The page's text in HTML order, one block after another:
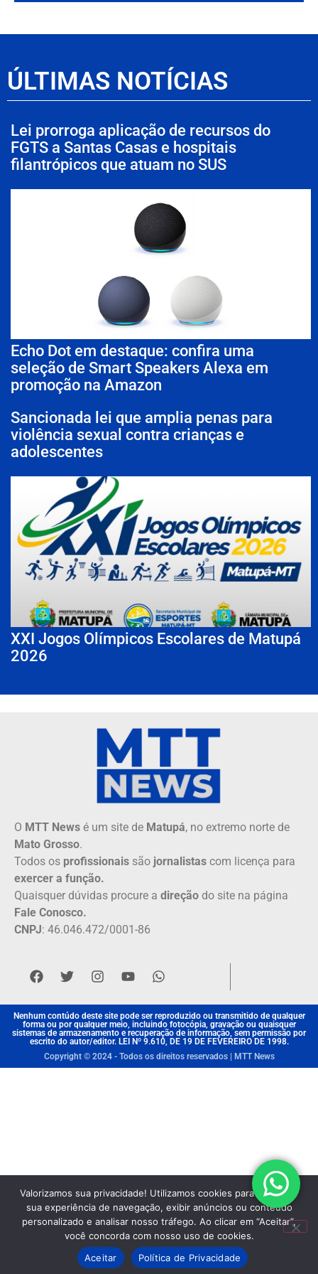
ÚLTIMAS NOTÍCIAS
Lei prorroga aplicação de recursos do
FGTS a Santas Casas e hospitais
filantrópicos que atuam no SUS
Echo Dot em destaque: confira uma
seleção de Smart Speakers Alexa em
promoção na Amazon
Sancionada lei que amplia penas para
violência sexual contra crianças e
adolescentes
XXI Jogos Olímpicos Escolares de Matupá
2026
O MTT News é um site de Matupá, no extremo norte de
Mato Grosso.
Todos os profissionais são jornalistas com licença para
exercer a função.
Quaisquer dúvidas procure a direção do site na página
Fale Conosco.
CNPJ: 46.046.472/0001-86
Nenhum contúdo deste site pode ser reproduzido ou transmitido de qualquer
forma ou por qualquer meio, incluindo fotocópia, gravação ou quaisquer
sistemas de armazenamento e recuperação de informação, sem permissão por
escrito do autor/editor. LEI Nº 9.610, DE 19 DE FEVEREIRO DE 1998.
Copyright © 2024 - Todos os direitos reservados | MTT News
Valorizamos sua privacidade! Utilizamos cookies para aprimorar
sua experiência de navegação, exibir anúncios ou conteúdo
personalizado e analisar nosso tráfego. Ao clicar em “Aceitar”,
você concorda com nosso uso de cookies.
Aceitar
Política de Privacidade